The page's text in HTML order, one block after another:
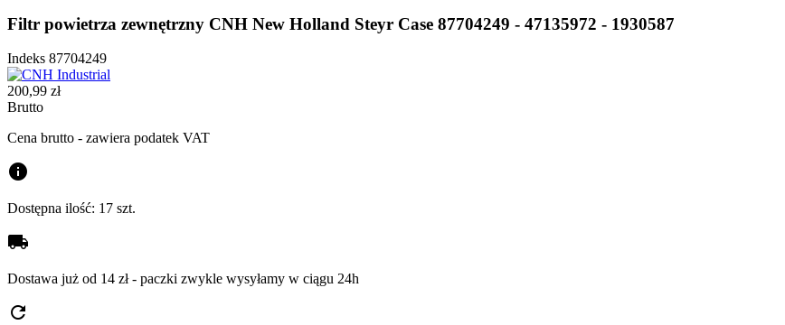
Filtr powietrza zewnętrzny CNH New Holland Steyr Case 87704249 - 47135972 - 1930587
Indeks 87704249
200,99 zł
Brutto
Cena brutto - zawiera podatek VAT
info
Dostępna ilość: 17 szt.
local_shipping
Dostawa już od 14 zł - paczki zwykle wysyłamy w ciągu 24h
refresh